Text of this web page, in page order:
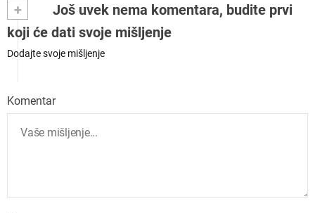
+
Još uvek nema komentara, budite prvi
koji će dati svoje mišljenje
Dodajte svoje mišljenje
Komentar